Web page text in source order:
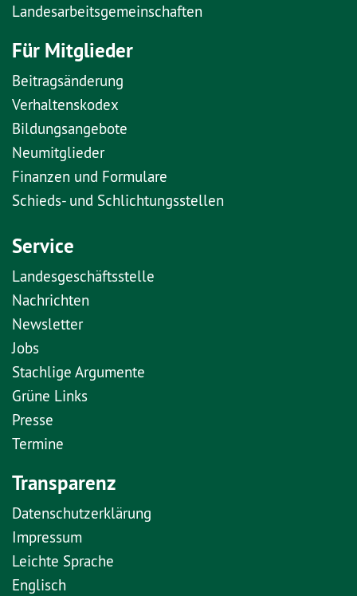
Landesarbeitsgemeinschaften
Für Mitglieder
Beitragsänderung
Verhaltenskodex
Bildungsangebote
Neumitglieder
Finanzen und Formulare
Schieds- und Schlichtungsstellen
Service
Landesgeschäftsstelle
Nachrichten
Newsletter
Jobs
Stachlige Argumente
Grüne Links
Presse
Termine
Transparenz
Datenschutzerklärung
Impressum
Leichte Sprache
Englisch